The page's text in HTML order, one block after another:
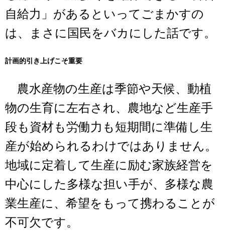
自給力」があるといってごまかすの
は、まさに国民をバカにした話です。
計画的引き上げこそ重要
農水産物の生産は季節や天候、動植
物の生育に左右され、農地など生産手
段も資材も労働力も短期間に準備し生
産が始められるわけではありません。
地域に定着して生産に励む家族経営を
中心にした多様な担い手が、多様な農
業生産に、希望をもって携わることが
不可欠です。